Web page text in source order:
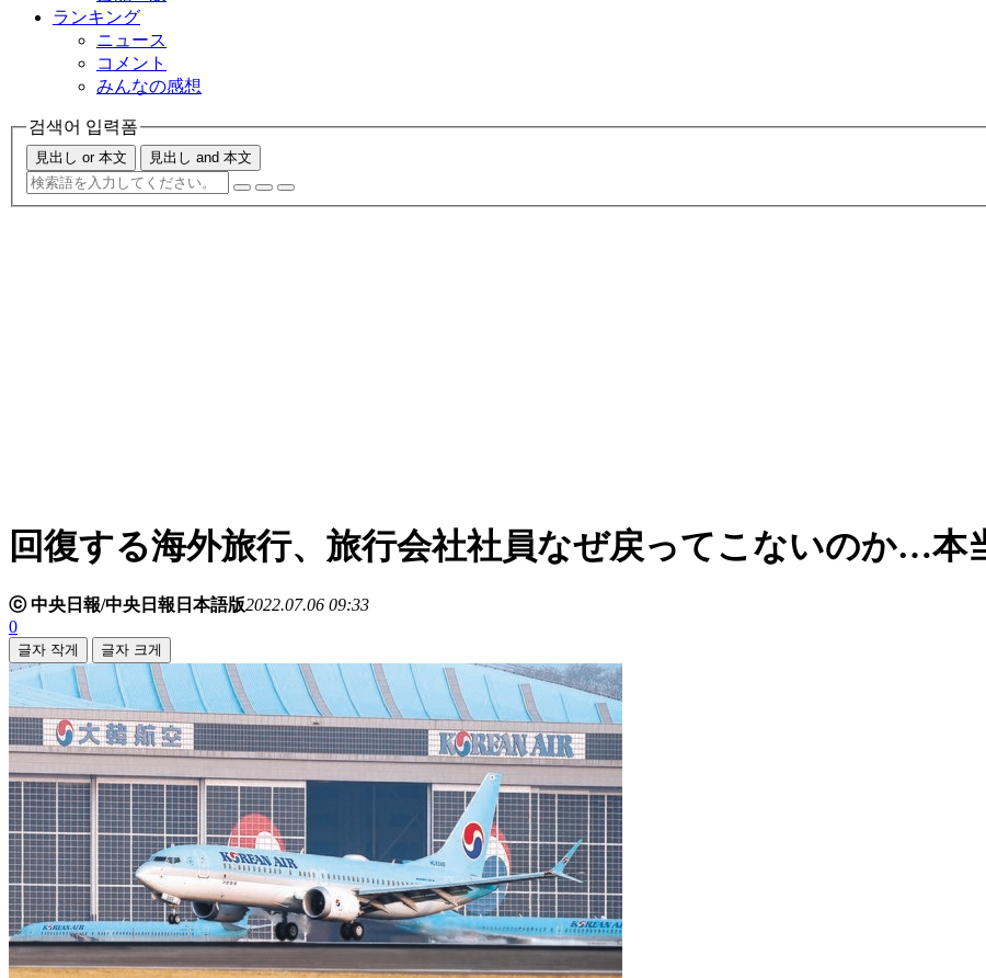
ランキング
ニュース
コメント
みんなの感想
검색어 입력폼
見出し or 本文 見出し and 本文
回復する海外旅行、旅行会社社員なぜ戻ってこないのか…本
ⓒ 中央日報/中央日報日本語版2022.07.06 09:33
0
글자 작게 글자 크게